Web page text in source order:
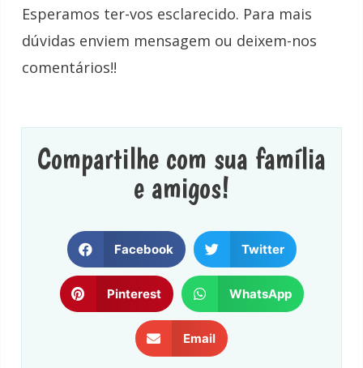
Esperamos ter-vos esclarecido. Para mais
dúvidas enviem mensagem ou deixem-nos
comentários!!
Compartilhe com sua família
e amigos!
Facebook Twitter
Pinterest WhatsApp
Email